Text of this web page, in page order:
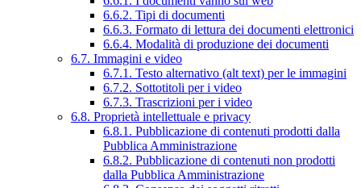
6.6.2. Tipi di documenti
6.6.3. Formato di lettura dei documenti elettronici
6.6.4. Modalità di produzione dei documenti
6.7. Immagini e video
6.7.1. Testo alternativo (alt text) per le immagini
6.7.2. Sottotitoli per i video
6.7.3. Trascrizioni per i video
6.8. Proprietà intellettuale e privacy
6.8.1. Pubblicazione di contenuti prodotti dalla
Pubblica Amministrazione
6.8.2. Pubblicazione di contenuti non prodotti
dalla Pubblica Amministrazione